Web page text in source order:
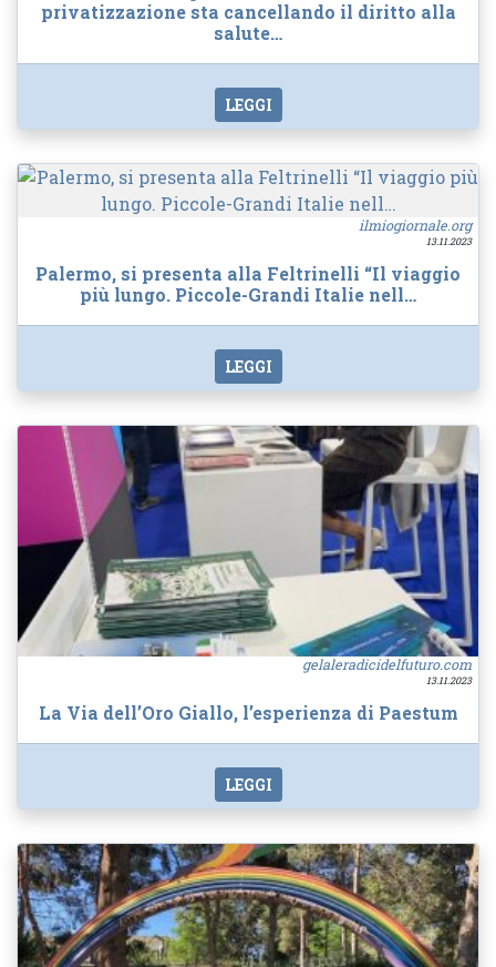
privatizzazione sta cancellando il diritto alla
salute…
LEGGI
ilmiogiornale.org
13.11.2023
Palermo, si presenta alla Feltrinelli “Il viaggio
più lungo. Piccole-Grandi Italie nell…
LEGGI
gelaleradicidelfuturo.com
13.11.2023
La Via dell’Oro Giallo, l’esperienza di Paestum
LEGGI